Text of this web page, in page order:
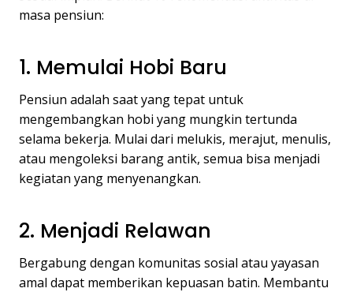
masa pensiun:
1. Memulai Hobi Baru
Pensiun adalah saat yang tepat untuk
mengembangkan hobi yang mungkin tertunda
selama bekerja. Mulai dari melukis, merajut, menulis,
atau mengoleksi barang antik, semua bisa menjadi
kegiatan yang menyenangkan.
2. Menjadi Relawan
Bergabung dengan komunitas sosial atau yayasan
amal dapat memberikan kepuasan batin. Membantu